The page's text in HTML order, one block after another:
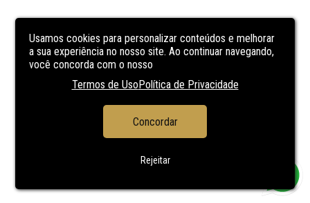
Usamos cookies para personalizar conteúdos e melhorar
a sua experiência no nosso site. Ao continuar navegando,
você concorda com o nosso
Termos de UsoPolítica de Privacidade
Concordar
Rejeitar